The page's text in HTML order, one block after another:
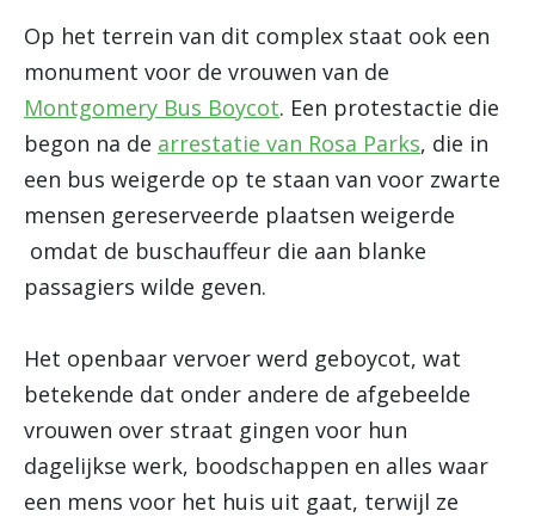
Op het terrein van dit complex staat ook een
monument voor de vrouwen van de
Montgomery Bus Boycot. Een protestactie die
begon na de arrestatie van Rosa Parks, die in
een bus weigerde op te staan van voor zwarte
mensen gereserveerde plaatsen weigerde
omdat de buschauffeur die aan blanke
passagiers wilde geven.
Het openbaar vervoer werd geboycot, wat
betekende dat onder andere de afgebeelde
vrouwen over straat gingen voor hun
dagelijkse werk, boodschappen en alles waar
een mens voor het huis uit gaat, terwijl ze